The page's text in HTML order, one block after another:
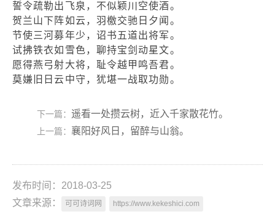
誓令疏勒出飞泉，不似颖川空使酒。
贺兰山下阵如云，羽檄交驰日夕闻。
节使三河募年少，诏书五道出将军。
试拂铁衣如雪色，聊持宝剑动星文。
愿得燕弓射大将，耻令越甲鸣吾君。
莫嫌旧日云中守，犹堪一战取功勋。
下一篇： 遥看一处攒云树，近入千家散花竹。
上一篇： 襄阳好风日，留醉与山翁。
发布时间：2018-03-25
文章来源：
可可诗词网 https://www.kekeshici.com